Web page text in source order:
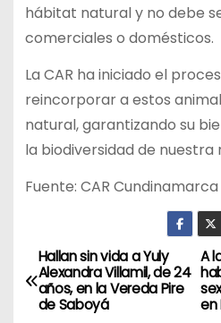
hábitat natural y no debe
comerciales o domésticos.
La CAR ha iniciado el
reincorporar a estos
natural, garantizando su
la biodiversidad de nuestra
Fuente: CAR Cundinamarca
N
a
A
en
Hallan sin vida a Yuly
Alexandra Villamil, de 24
años, en la Vereda Pire
de Saboyá